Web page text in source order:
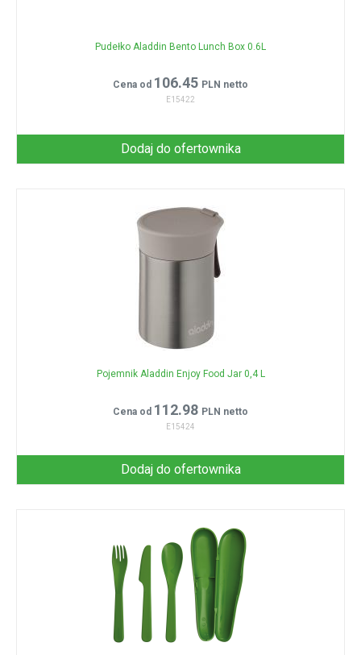
Pudełko Aladdin Bento Lunch Box 0.6L
Cena od 106.45 PLN netto
E15422
Dodaj do ofertownika
Pojemnik Aladdin Enjoy Food Jar 0,4 L
Cena od 112.98 PLN netto
E15424
Dodaj do ofertownika